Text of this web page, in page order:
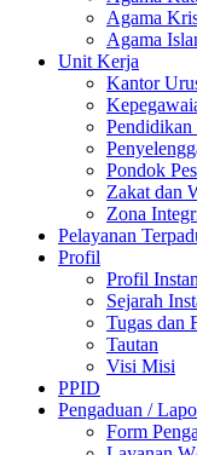
Agama
Agama
Unit Kerja
Kantor
Pendidikan
Pondok
Zakat dan
Zona
Pelayanan
Profil
Profil
Sejarah
Tugas dan
Tautan
Visi Misi
PPID
Pengaduan /
Form